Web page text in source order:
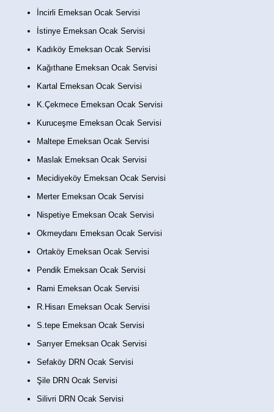
İncirli Emeksan Ocak Servisi
İstinye Emeksan Ocak Servisi
Kadıköy Emeksan Ocak Servisi
Kağıthane Emeksan Ocak Servisi
Kartal Emeksan Ocak Servisi
K.Çekmece Emeksan Ocak Servisi
Kuruceşme Emeksan Ocak Servisi
Maltepe Emeksan Ocak Servisi
Maslak Emeksan Ocak Servisi
Mecidiyeköy Emeksan Ocak Servisi
Merter Emeksan Ocak Servisi
Nispetiye Emeksan Ocak Servisi
Okmeydanı Emeksan Ocak Servisi
Ortaköy Emeksan Ocak Servisi
Pendik Emeksan Ocak Servisi
Rami Emeksan Ocak Servisi
R.Hisarı Emeksan Ocak Servisi
S.tepe Emeksan Ocak Servisi
Sarıyer Emeksan Ocak Servisi
Sefaköy DRN Ocak Servisi
Şile DRN Ocak Servisi
Silivri DRN Ocak Servisi